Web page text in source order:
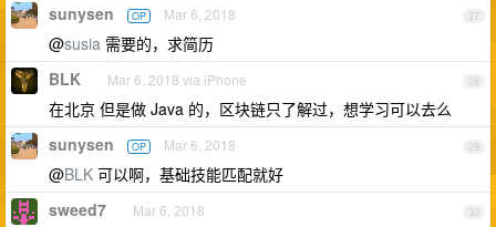
27
sunysen OP Mar 6, 2018
@susia 需要的，求简历
28
BLK Mar 6, 2018 via iPhone
在北京 但是做 Java 的，区块链只了解过，想学习可以去么
29
sunysen OP Mar 6, 2018
@BLK 可以啊，基础技能匹配就好
30
sweed7 Mar 6, 2018